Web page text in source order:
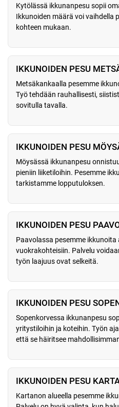
Kytölässä ikkunanpesu sopii
Ikkunoiden määrä voi vaihdella
kohteen mukaan.
IKKUNOIDEN PESU
Metsäkankaalla pesemme
Työ tehdään rauhallisesti,
sovitulla tavalla.
IKKUNOIDEN PESU
Möysässä ikkunanpesu
pieniin liiketiloihin. Pesemme
tarkistamme lopputuloksen.
IKKUNOIDEN PESU
Paavolassa pesemme
vuokrakohteisiin. Palvelu
työn laajuus ovat selkeitä.
IKKUNOIDEN PESU
Sopenkorvessa ikkunanpesu
yritystiloihin ja koteihin. Työn
että se häiritsee
IKKUNOIDEN PESU
Kartanon alueella pesemme